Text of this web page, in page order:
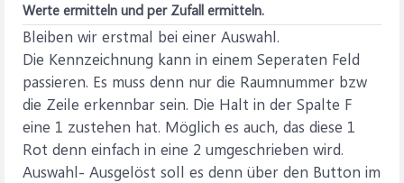
Werte ermitteln und per Zufall ermitteln.
Bleiben wir erstmal bei einer Auswahl.
Die Kennzeichnung kann in einem Seperaten Feld
passieren. Es muss denn nur die Raumnummer bzw
die Zeile erkennbar sein. Die Halt in der Spalte F
eine 1 zustehen hat. Möglich es auch, das diese 1
Rot denn einfach in eine 2 umgeschrieben wird.
Auswahl- Ausgelöst soll es denn über den Button im